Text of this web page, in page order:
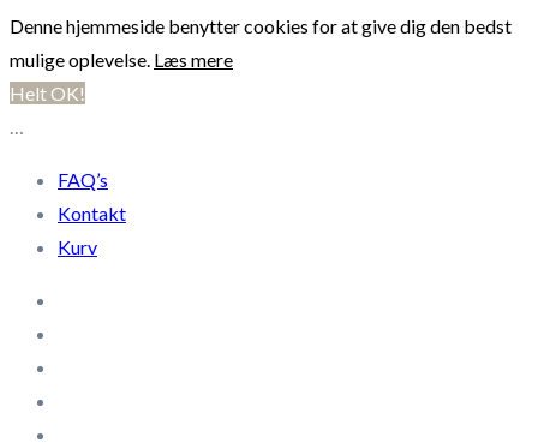
Denne hjemmeside benytter cookies for at give dig den bedst
mulige oplevelse. Læs mere
Helt OK!
…
FAQ’s
Kontakt
Kurv